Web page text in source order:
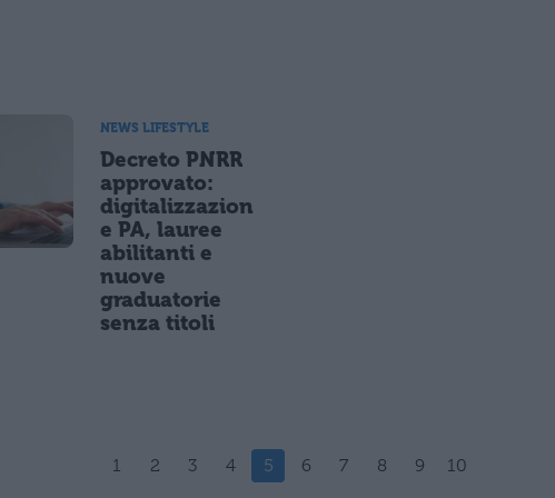
NEWS LIFESTYLE
Decreto PNRR
approvato:
digitalizzazion
e PA, lauree
abilitanti e
nuove
graduatorie
senza titoli
1 2 3 4 5 6 7 8 9 10